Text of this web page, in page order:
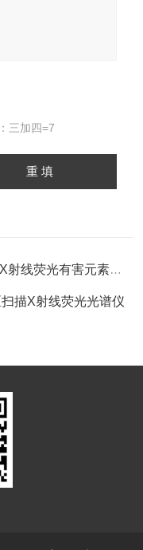
三加四=7
荧光有害元素分析仪
描X射线荧光光谱仪